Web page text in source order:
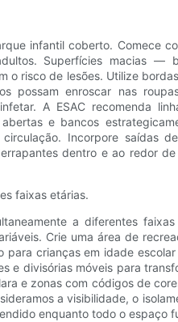
infantil coberto. Comece
Superfícies macias —
risco de lesões. Utilize
possam enroscar nas
A ESAC recomenda
e bancos
Incorpore saídas
dentro e ao redor
faixas etárias.
a diferentes
Crie uma área de
crianças em idade
e divisórias móveis para
e zonas com códigos de
a visibilidade, o
enquanto todo o espaço